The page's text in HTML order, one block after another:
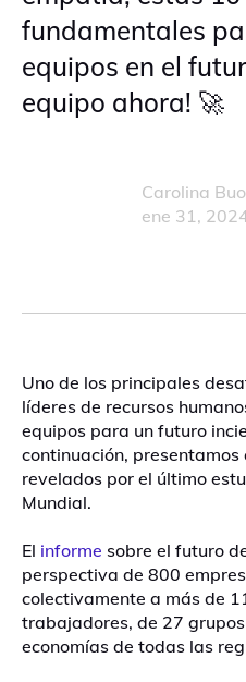
fundamentales
equipos en el
equipo ahora! 🚀
Carolina
ene 31,
Uno de los principales
líderes de recursos
equipos para un futuro
continuación,
revelados por el último
Mundial.
El informe sobre el futuro
perspectiva de 800
colectivamente a más de
trabajadores, de 27
economías de todas las